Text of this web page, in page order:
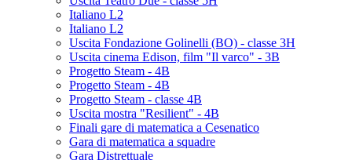
Italiano L2
Italiano L2
Uscita Fondazione Golinelli (BO) - classe 3H
Uscita cinema Edison, film "Il varco" - 3B
Progetto Steam - 4B
Progetto Steam - 4B
Progetto Steam - classe 4B
Uscita mostra "Resilient" - 4B
Finali gare di matematica a Cesenatico
Gara di matematica a squadre
Gara Distrettuale